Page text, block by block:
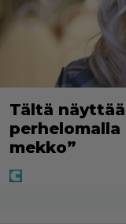
Tältä
perhelomalla
mekko”